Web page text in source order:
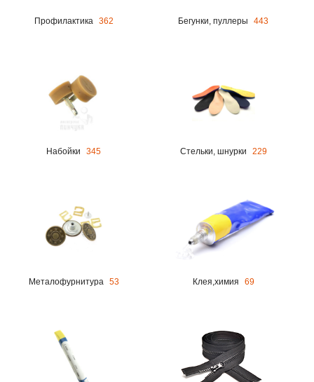
Профилактика 362 Бегунки, пуллеры 443
Набойки 345 Стельки, шнурки 229
Металофурнитура 53 Клея,химия 69